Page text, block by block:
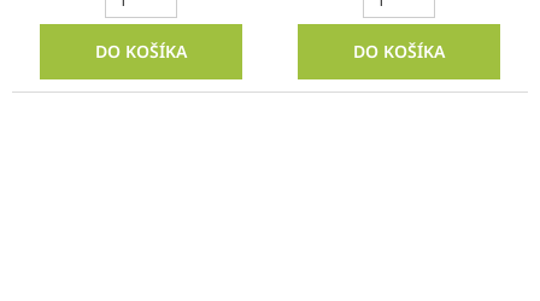
DO KOŠÍKA DO KOŠÍKA